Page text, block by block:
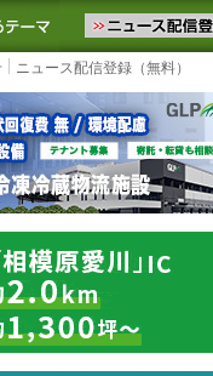
届けします。物流
に追加 よく見るテーマ
ニュース配信登録（無料）